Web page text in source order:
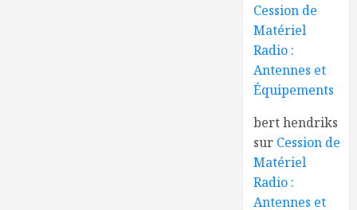
Cession de
Matériel
Radio :
Antennes et
Équipements
bert hendriks
sur Cession de
Matériel
Radio :
Antennes et